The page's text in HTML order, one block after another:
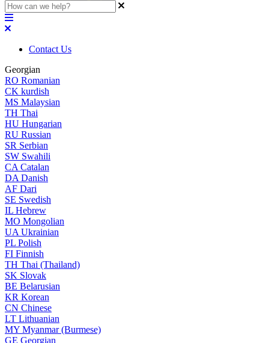
Contact Us
Georgian
RO Romanian
CK kurdish
MS Malaysian
TH Thai
HU Hungarian
RU Russian
SR Serbian
SW Swahili
CA Catalan
DA Danish
AF Dari
SE Swedish
IL Hebrew
MO Mongolian
UA Ukrainian
PL Polish
FI Finnish
TH Thai (Thailand)
SK Slovak
BE Belarusian
KR Korean
CN Chinese
LT Lithuanian
MY Myanmar (Burmese)
GE Georgian